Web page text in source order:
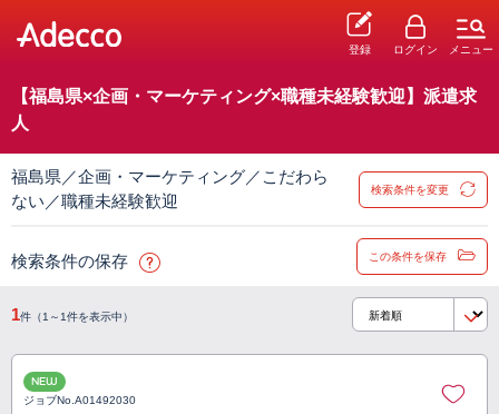
登録 ログイン メニュー
【福島県×企画・マーケティング×職種未経験歓迎】派遣求
人
福島県／企画・マーケティング／こだわら
ない／職種未経験歓迎
検索条件を変更
検索条件の保存 この条件を保存
1件（1～1件を表示中）
NEW
ジョブNo.A01492030